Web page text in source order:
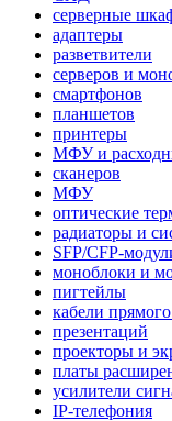
серверные
адаптеры
разветвители
серверов и
смартфонов
планшетов
принтеры
МФУ и
сканеров
МФУ
оптические
радиаторы и
SFP/CFP-
моноблоки и
пигтейлы
кабели
презентаций
проекторы и
платы
усилители
IP-телефония